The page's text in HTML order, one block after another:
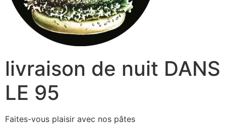
livraison de nuit DANS
LE 95
Faites-vous plaisir avec nos pâtes